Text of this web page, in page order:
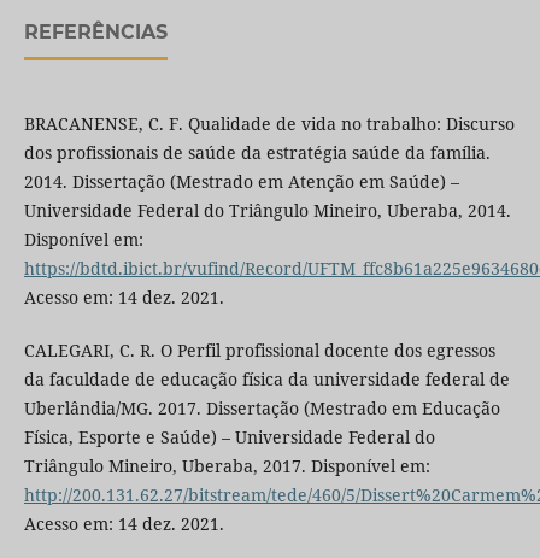
REFERÊNCIAS
BRACANENSE, C. F. Qualidade de vida no trabalho: Discurso
dos profissionais de saúde da estratégia saúde da família.
2014. Dissertação (Mestrado em Atenção em Saúde) –
Universidade Federal do Triângulo Mineiro, Uberaba, 2014.
Disponível em:
https://bdtd.ibict.br/vufind/Record/
Acesso em: 14 dez. 2021.
CALEGARI, C. R. O Perfil profissional docente dos egressos
da faculdade de educação física da universidade federal de
Uberlândia/MG. 2017. Dissertação (Mestrado em Educação
Física, Esporte e Saúde) – Universidade Federal do
Triângulo Mineiro, Uberaba, 2017. Disponível em:
http://200.131.62.27/bitstream/tede/460/5/
Acesso em: 14 dez. 2021.